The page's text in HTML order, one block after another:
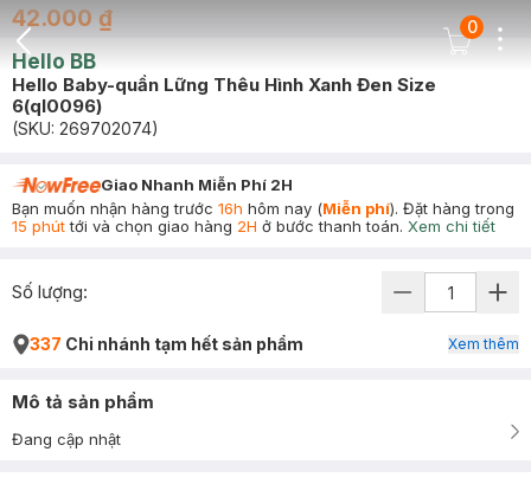
Back Icon
Cart Icon
0
42.000 ₫
Hello BB
Hello Baby-quần Lững Thêu Hình Xanh Đen Size
6(ql0096)
(SKU: 269702074)
Giao Nhanh Miễn Phí 2H
Bạn muốn nhận hàng trước 16h hôm nay (Miễn phí). Đặt hàng trong
15 phúttới và chọn giao hàng 2H ở bước thanh toán. Xem chi tiết
Số lượng:
337 Chi nhánh tạm hết sản phẩm Xem thêm
Mô tả sản phẩm
Đang cập nhật